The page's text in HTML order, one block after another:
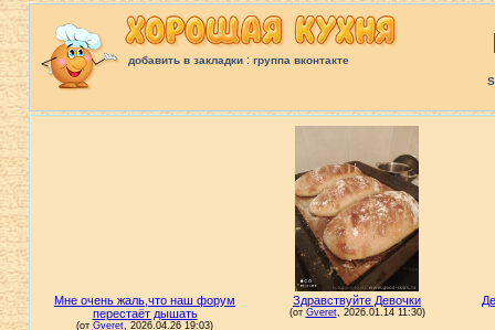
добавить в закладки: группа вконтакте